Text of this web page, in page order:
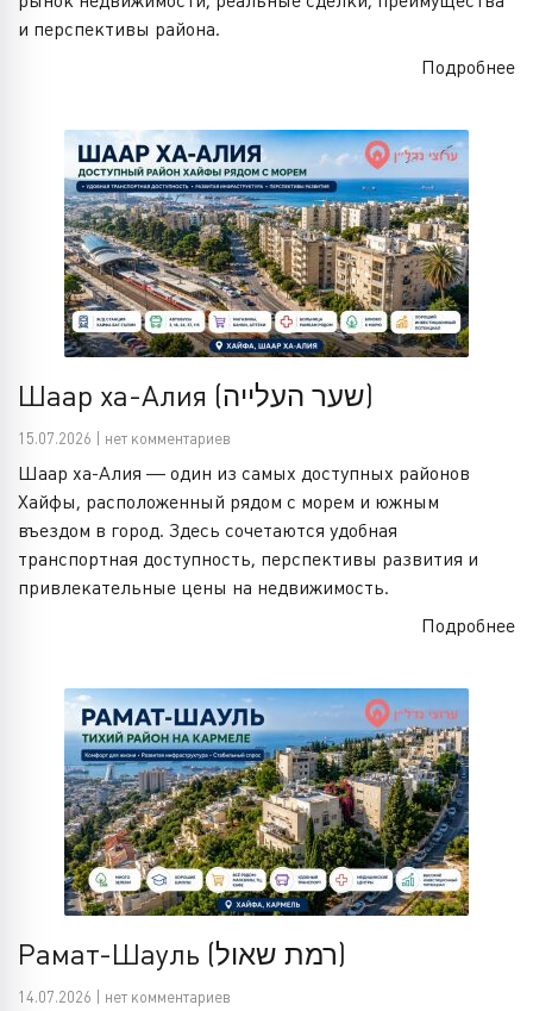
и перспективы района.
Подробнее
Шаар ха-Алия (שער העלייה)
15.07.2026 | нет комментариев
Шаар ха-Алия — один из самых доступных районов
Хайфы, расположенный рядом с морем и южным
въездом в город. Здесь сочетаются удобная
транспортная доступность, перспективы развития и
привлекательные цены на недвижимость.
Подробнее
Рамат-Шауль (רמת שאול)
14.07.2026 | нет комментариев